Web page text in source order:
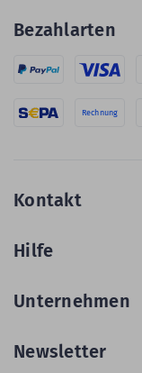
Bezahlarten
Rechnung
Kontakt
Hilfe
Unternehmen
Newsletter